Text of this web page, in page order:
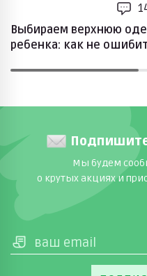
Выбираем верхнюю
ребенка: как не
Мы будем
о крутых акциях и